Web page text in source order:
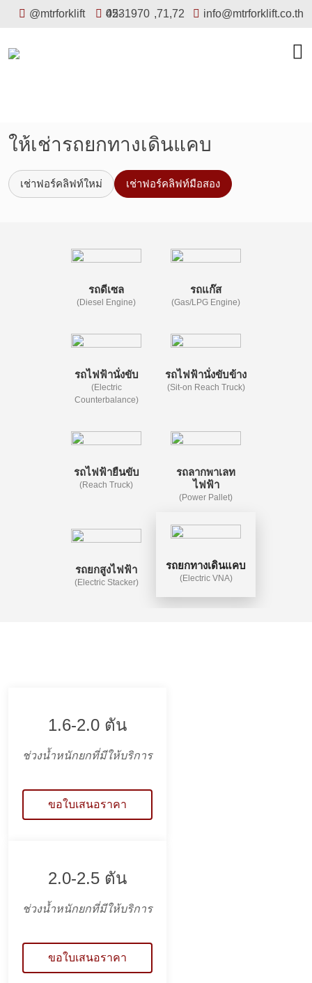
@mtrforklift 02-4531970 ,71,72 info@mtrforklift.co.th
ให้เช่ารถยกทางเดินแคบ
เช่าฟอร์คลิฟท์ใหม่ เช่าฟอร์คลิฟท์มือสอง
รถดีเซล
(Diesel Engine)
รถแก๊ส
(Gas/LPG Engine)
รถไฟฟ้านั่งขับ
(Electric
Counterbalance)
รถไฟฟ้านั่งขับข้าง
(Sit-on Reach Truck)
รถไฟฟ้ายืนขับ
(Reach Truck)
รถลากพาเลท
ไฟฟ้า
(Power Pallet)
รถยกสูงไฟฟ้า
(Electric Stacker)
รถยกทางเดินแคบ
(Electric VNA)
1.6-2.0 ตัน
ช่วงน้ำหนักยกที่มีให้บริการ
ขอใบเสนอราคา
2.0-2.5 ตัน
ช่วงน้ำหนักยกที่มีให้บริการ
ขอใบเสนอราคา